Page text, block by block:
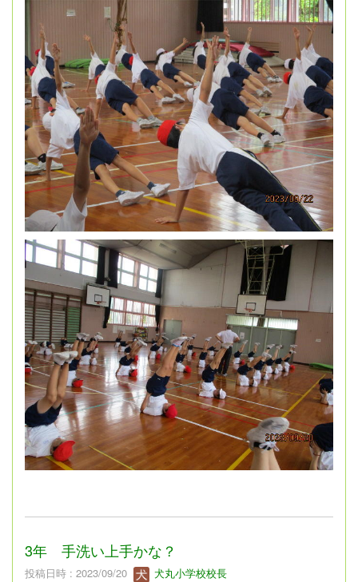
3年 手洗い上手かな？
投稿日時 : 2023/09/20 犬丸小学校校長